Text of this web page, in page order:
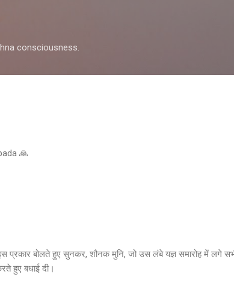
consciousness.
🙏
प्रकार बोलते हुए सुनकर, शौनक मुनि, जो उस लंबे यज्ञ समारोह में लगे
हुए बधाई दी।